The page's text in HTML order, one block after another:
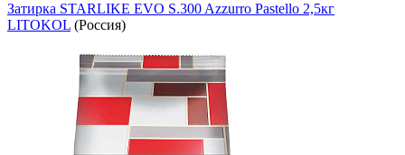
Затирка STARLIKE EVO S.300 Azzurro Pastello 2,5кг
LITOKOL (Россия)